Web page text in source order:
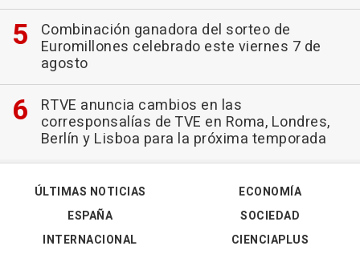
Combinación ganadora del sorteo de
Euromillones celebrado este viernes 7 de
agosto
RTVE anuncia cambios en las
corresponsalías de TVE en Roma, Londres,
Berlín y Lisboa para la próxima temporada
ÚLTIMAS NOTICIAS
ESPAÑA
INTERNACIONAL
ECONOMÍA
SOCIEDAD
CIENCIAPLUS